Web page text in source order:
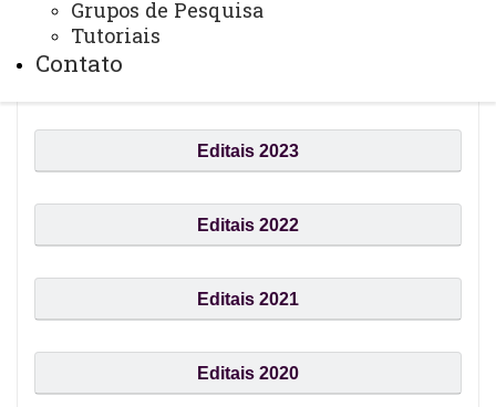
Grupos de Pesquisa
Tutoriais
Contato
Editais 2023
Editais 2022
Editais 2021
Editais 2020